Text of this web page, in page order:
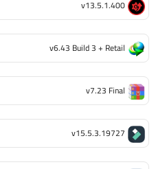
v13.5.1.400
v6.43 Build 3 + Retail
v7.23 Final
v15.5.3.19727